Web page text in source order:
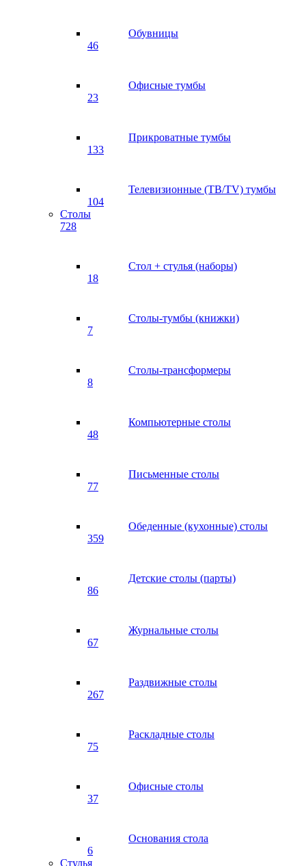
Обувницы
46
Офисные тумбы
23
Прикроватные тумбы
133
Телевизионные (ТВ/TV) тумбы
104
Столы
728
Стол + стулья (наборы)
18
Столы-тумбы (книжки)
7
Столы-трансформеры
8
Компьютерные столы
48
Письменные столы
77
Обеденные (кухонные) столы
359
Детские столы (парты)
86
Журнальные столы
67
Раздвижные столы
267
Раскладные столы
75
Офисные столы
37
Основания стола
6
Стулья